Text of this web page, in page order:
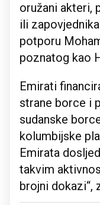
oružani akteri,
ili
potporu
poznatog kao
Emirati
strane borce i
sudanske
kolumbijske
Emirata
takvim
brojni dokazi“,